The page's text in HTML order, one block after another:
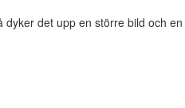
dyker det upp en större bild och